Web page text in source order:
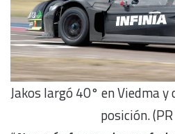
Jakos largó 40° en Viedma
posición.